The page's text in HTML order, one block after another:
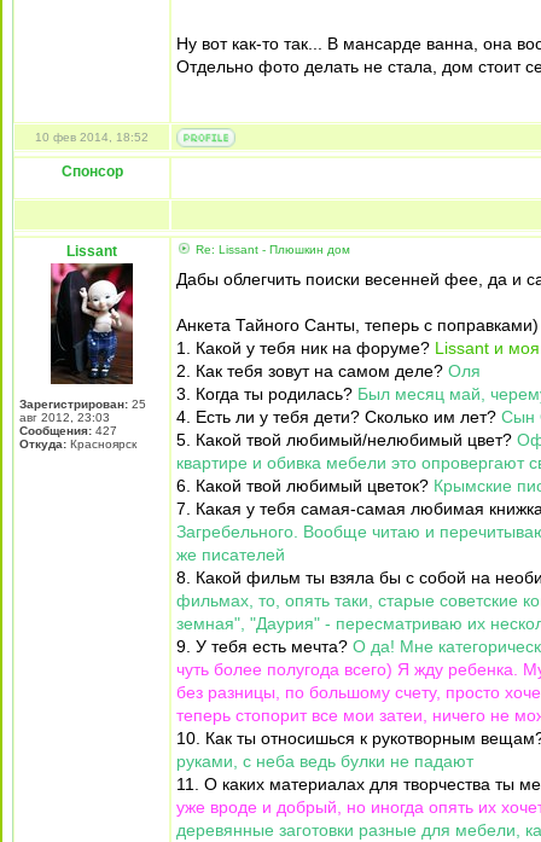
Ну вот как-то так... В мансарде ванна, она
Отдельно фото делать не стала, дом стоит
10 фев 2014, 18:52
Спонсор
Lissant
Зарегистрирован: 25
авг 2012, 23:03
Сообщения: 427
Откуда: Красноярск
Re: Lissant - Плюшкин дом
Дабы облегчить поиски весенней фее, да и
Анкета Тайного Санты, теперь с поправками)
1. Какой у тебя ник на форуме? Lissant и
2. Как тебя зовут на самом деле? Оля
3. Когда ты родилась? Был месяц май,
4. Есть ли у тебя дети? Сколько им лет? Сын
5. Какой твой любимый/нелюбимый цвет?
квартире и обивка мебели это опровергают
6. Какой твой любимый цветок? Крымские
7. Какая у тебя самая-самая любимая
Загребельного. Вообще читаю и
же писателей
8. Какой фильм ты взяла бы с собой на
фильмах, то, опять таки, старые советские
земная", "Даурия" - пересматриваю их
9. У тебя есть мечта? О да! Мне
чуть более полугода всего) Я жду ребенка.
без разницы, по большому счету, просто
теперь стопорит все мои затеи, ничего не
10. Как ты относишься к рукотворным
руками, с неба ведь булки не падают
11. О каких материалах для творчества ты
уже вроде и добрый, но иногда опять их
деревянные заготовки разные для мебели,